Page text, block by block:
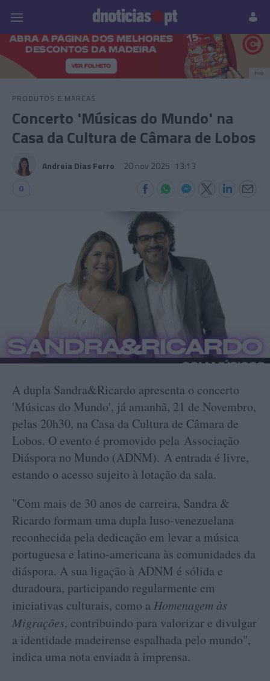
Prazeres Paisagens
PUB
PRODUTOS E MARCAS
Concerto 'Músicas do Mundo' na
Casa da Cultura de Câmara de Lobos
Andreia Dias Ferro 20 nov 2025 13:13
0
A dupla Sandra&Ricardo apresenta o concerto
'Músicas do Mundo', já amanhã, 21 de Novembro,
pelas 20h30, na Casa da Cultura de Câmara de
Lobos. O evento é promovido pela Associação
Diáspora no Mundo (ADNM). A entrada é livre,
estando o acesso sujeito à lotação da sala.
"Com mais de 30 anos de carreira, Sandra &
Ricardo formam uma dupla luso-venezuelana
reconhecida pela dedicação em levar a música
portuguesa e latino-americana às comunidades da
diáspora. A sua ligação à ADNM é sólida e
duradoura, participando regularmente em
iniciativas culturais, como a Homenagem às
Migrações, contribuindo para valorizar e divulgar
a identidade madeirense espalhada pelo mundo",
indica uma nota enviada à imprensa.